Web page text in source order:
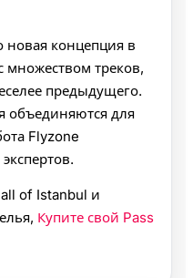
концепция в
множеством треков,
предыдущего.
объединяются для
Flyzone
of Istanbul и
Купите свой Pass